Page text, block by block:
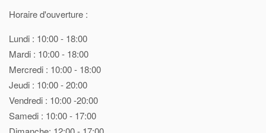
Horaire d'ouverture :
Lundi : 10:00 - 18:00
Mardi : 10:00 - 18:00
Mercredi : 10:00 - 18:00
Jeudi : 10:00 - 20:00
Vendredi : 10:00 -20:00
Samedi : 10:00 - 17:00